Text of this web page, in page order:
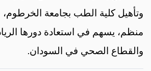
وتأهيل كلية الطب بجامعة
منظم، يسهم في استعادة دورها
والقطاع الصحي في السودان.